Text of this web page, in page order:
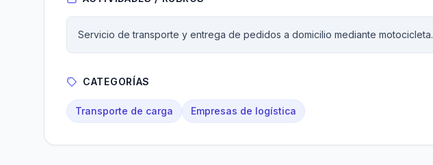
Servicio de transporte y entrega de pedidos a domicilio mediante motocicleta.
CATEGORÍAS
Transporte de carga Empresas de logística